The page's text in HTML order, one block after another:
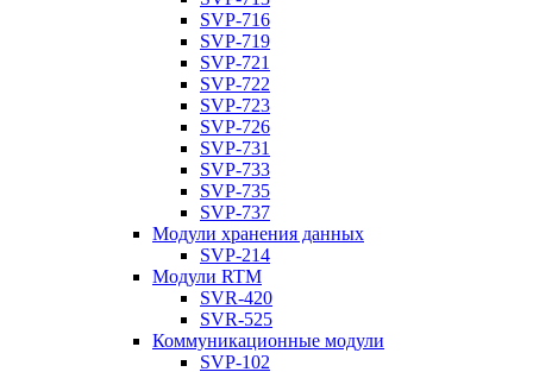
SVP-716
SVP-719
SVP-721
SVP-722
SVP-723
SVP-726
SVP-731
SVP-733
SVP-735
SVP-737
Модули хранения данных
SVP-214
Модули RTM
SVR-420
SVR-525
Коммуникационные модули
SVP-102